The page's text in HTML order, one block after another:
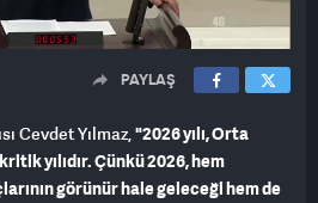
PAYLAŞ
Cevdet Yılmaz,"2026 yılı, Orta
yılıdır. Çünkü 2026, hem
görünür hale geleceği hem de